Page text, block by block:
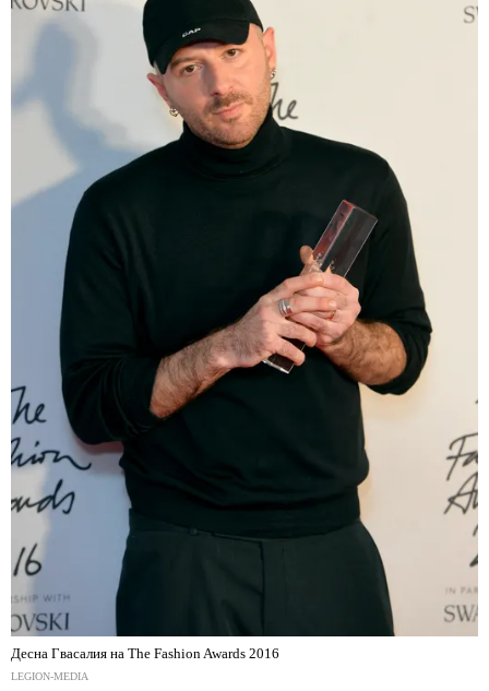
Десна Гвасалия на The Fashion Awards 2016
LEGION-MEDIA